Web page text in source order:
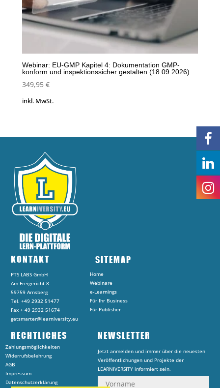
Webinar: EU-GMP Kapitel 4: Dokumentation GMP-
konform und inspektionssicher gestalten (18.09.2026)
349,95 €
inkl. MwSt.
KONTAKT
PTS LABS GmbH
Am Freigericht 8
59759 Arnsberg
Tel. +49 2932 51477
Fax + 49 2932 51674
getsmarter@learniversity.eu
SITEMAP
Home
Webinare
e-Learnings
Für Ihr Business
Für Publisher
RECHTLICHES
Zahlungsmöglichkeiten
Widerrufsbelehrung
AGB
Impressum
Datenschutzerklärung
NEWSLETTER
Jetzt anmelden und immer über die neuesten
Veröffentlichungen und Projekte der
LEARNIVERSITY informiert sein.